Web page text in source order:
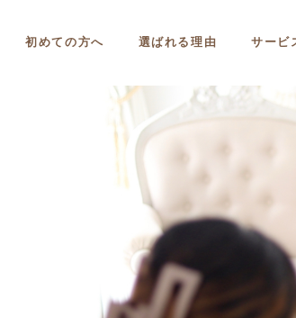
初めての方へ 選ばれる理由 サービ